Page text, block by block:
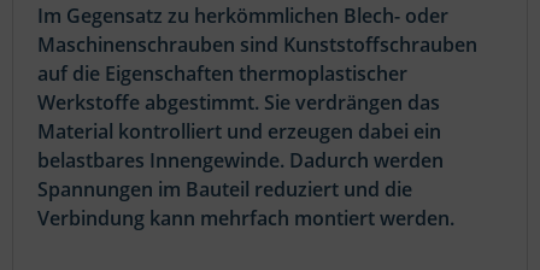
Im Gegensatz zu herkömmlichen Blech- oder
Maschinenschrauben sind Kunststoffschrauben
auf die Eigenschaften thermoplastischer
Werkstoffe abgestimmt. Sie verdrängen das
Material kontrolliert und erzeugen dabei ein
belastbares Innengewinde. Dadurch werden
Spannungen im Bauteil reduziert und die
Verbindung kann mehrfach montiert werden.